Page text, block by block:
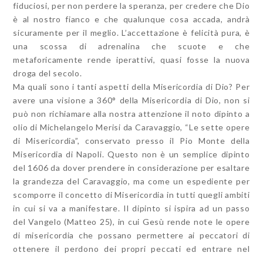
fiduciosi, per non perdere la speranza, per credere che Dio
è al nostro fianco e che qualunque cosa accada, andrà
sicuramente per il meglio. L’accettazione è felicità pura, è
una scossa di adrenalina che scuote e che
metaforicamente rende iperattivi, quasi fosse la nuova
droga del secolo.
Ma quali sono i tanti aspetti della Misericordia di Dio? Per
avere una visione a 360° della Misericordia di Dio, non si
può non richiamare alla nostra attenzione il noto dipinto a
olio di Michelangelo Merisi da Caravaggio, “Le sette opere
di Misericordia”, conservato presso il Pio Monte della
Misericordia di Napoli. Questo non è un semplice dipinto
del 1606 da dover prendere in considerazione per esaltare
la grandezza del Caravaggio, ma come un espediente per
scomporre il concetto di Misericordia in tutti quegli ambiti
in cui si va a manifestare. Il dipinto si ispira ad un passo
del Vangelo (Matteo 25), in cui Gesù rende note le opere
di misericordia che possano permettere ai peccatori di
ottenere il perdono dei propri peccati ed entrare nel